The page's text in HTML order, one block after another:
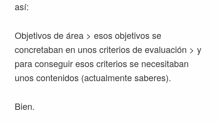
así:
Objetivos de área > esos objetivos se
concretaban en unos criterios de evaluación > y
para conseguir esos criterios se necesitaban
unos contenidos (actualmente saberes).
Bien.